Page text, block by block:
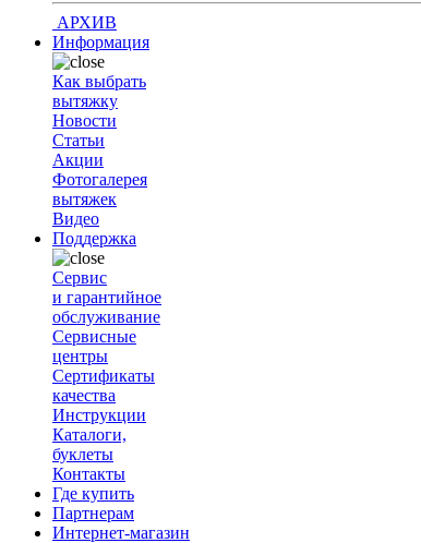
АРХИВ
Информация
Как выбрать
вытяжку
Новости
Статьи
Акции
Фотогалерея
вытяжек
Видео
Поддержка
Сервис
и гарантийное
обслуживание
Сервисные
центры
Сертификаты
качества
Инструкции
Каталоги,
буклеты
Контакты
Где купить
Партнерам
Интернет-магазин